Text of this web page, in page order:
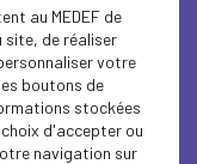
au MEDEF de
site, de réaliser
votre
boutons de
stockées
d'accepter ou
navigation sur